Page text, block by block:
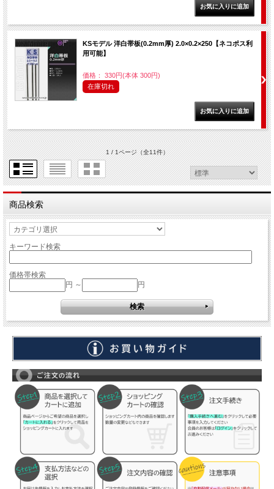
KSモデル 洋白帯板(0.2mm厚) 2.0×0.2×250【ネコポス利
用可能】
価格： 330円(本体 300円)
在庫切れ
1 / 1ページ（全11件）
商品検索
キーワード検索
価格帯検索
円 ～
円